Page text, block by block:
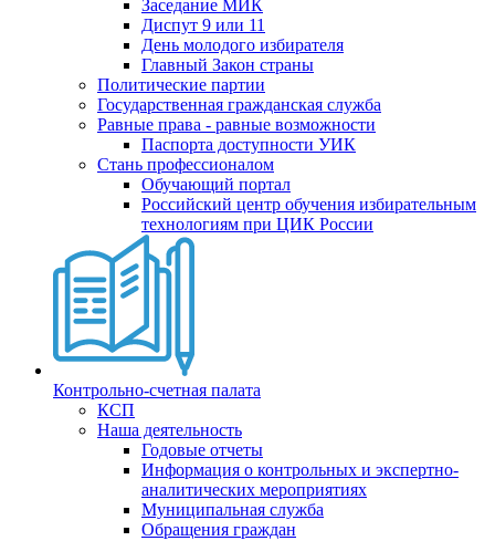
Заседание МИК
Диспут 9 или 11
День молодого избирателя
Главный Закон страны
Политические партии
Государственная гражданская служба
Равные права - равные возможности
Паспорта доступности УИК
Стань профессионалом
Обучающий портал
Российский центр обучения избирательным
технологиям при ЦИК России
Контрольно-счетная палата
КСП
Наша деятельность
Годовые отчеты
Информация о контрольных и экспертно-
аналитических мероприятиях
Муниципальная служба
Обращения граждан